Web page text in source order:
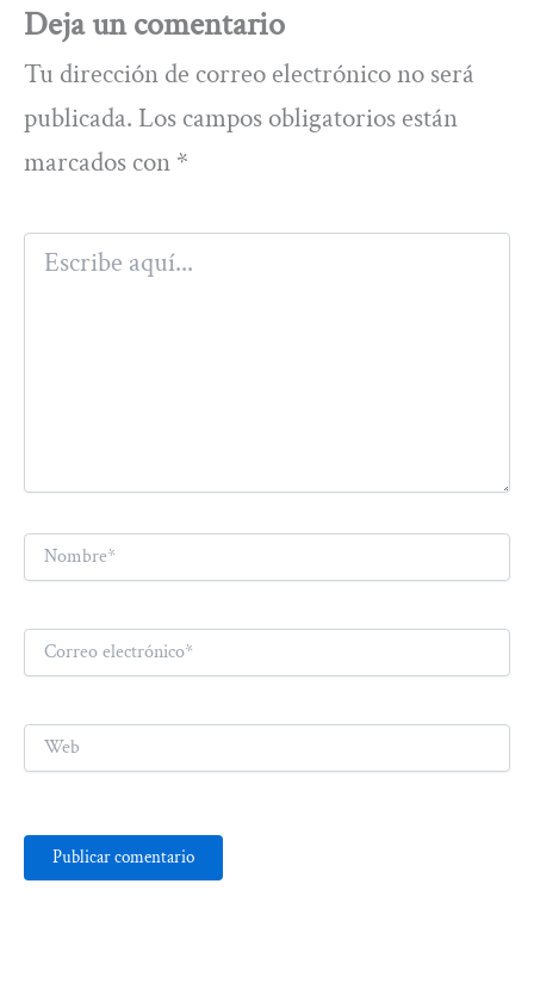
Deja un comentario
Tu dirección de correo electrónico no será
publicada. Los campos obligatorios están
marcados con *
Escribe
aquí...
Nombre*
Correo
electrónico*
Web